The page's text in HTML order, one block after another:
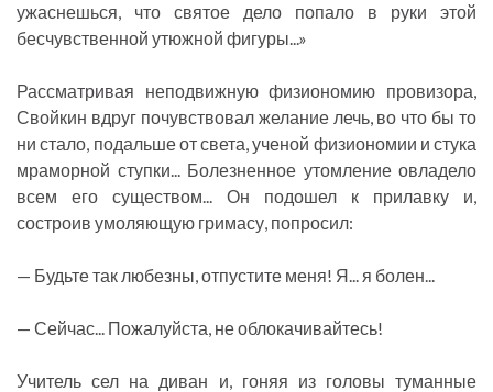
ужаснешься, что святое дело попало в руки этой
бесчувственной утюжной фигуры...»
Рассматривая неподвижную физиономию провизора,
Свойкин вдруг почувствовал желание лечь, во что бы то
ни стало, подальше от света, ученой физиономии и стука
мраморной ступки... Болезненное утомление овладело
всем его существом... Он подошел к прилавку и,
состроив умоляющую гримасу, попросил:
— Будьте так любезны, отпустите меня! Я... я болен...
— Сейчас... Пожалуйста, не облокачивайтесь!
Учитель сел на диван и, гоняя из головы туманные